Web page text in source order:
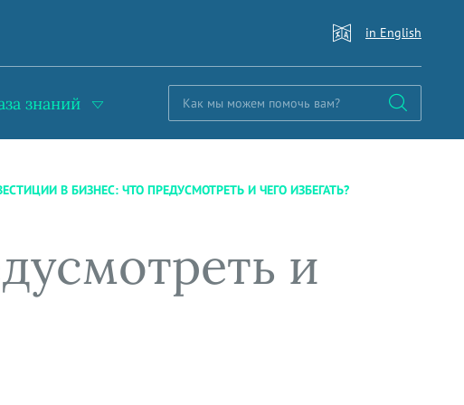
in English
знаний
В БИЗНЕС: ЧТО ПРЕДУСМОТРЕТЬ И ЧЕГО ИЗБЕГАТЬ?
и